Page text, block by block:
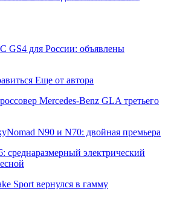
GS4 для России: объявлены
Еще от автора
Mercedes-Benz GLA третьего
N90 и N70: двойная премьера
среднаразмерный электрический
Sport вернулся в гамму